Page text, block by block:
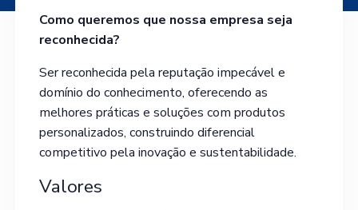
Como queremos que nossa empresa seja
reconhecida?
Ser reconhecida pela reputação impecável e
domínio do conhecimento, oferecendo as
melhores práticas e soluções com produtos
personalizados, construindo diferencial
competitivo pela inovação e sustentabilidade.
Valores